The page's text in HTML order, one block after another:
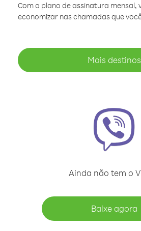
Com o plano de assinatura mensal,
economizar nas chamadas que
Mais destinos
Ainda não tem o
Baixe agora